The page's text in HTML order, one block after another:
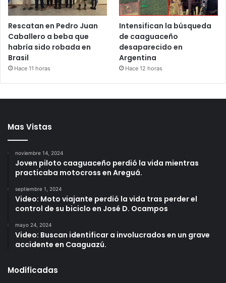
Rescatan en Pedro Juan
Caballero a beba que
habría sido robada en
Brasil
Hace 11 horas
Intensifican la búsqueda
de caaguaceño
desaparecido en
Argentina
Hace 12 horas
Mas Vistas
noviembre 14, 2024
Joven piloto caaguaceño perdió la vida mientras
practicaba motocross en Areguá.
septiembre 1, 2024
Video: Moto viajante perdió la vida tras perder el
control de su biciclo en José D. Ocampos
mayo 24, 2024
Video: Buscan identificar a involucrados en un grave
accidente en Caaguazú.
Modificadas